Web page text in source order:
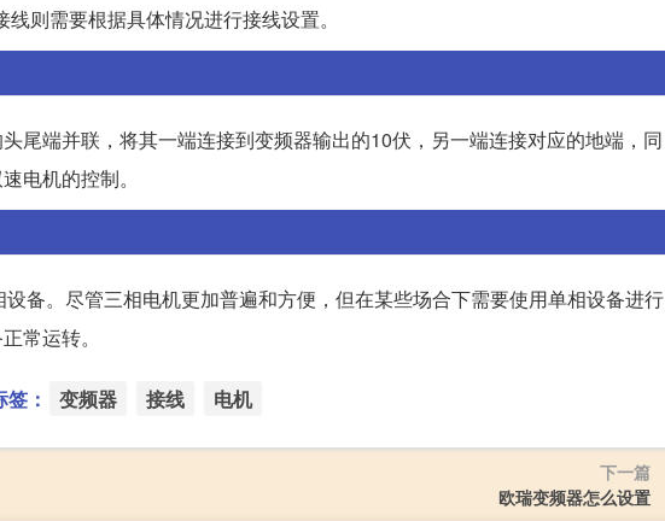
则需要根据具体情况进行接线设置。
尾端并联，将其一端连接到变频器输出的10伏，另一端连接对应的地端，同
电机的控制。
备。尽管三相电机更加普遍和方便，但在某些场合下需要使用单相设备进行
常运转。
： 变频器 接线 电机
下一篇
欧瑞变频器怎么设置